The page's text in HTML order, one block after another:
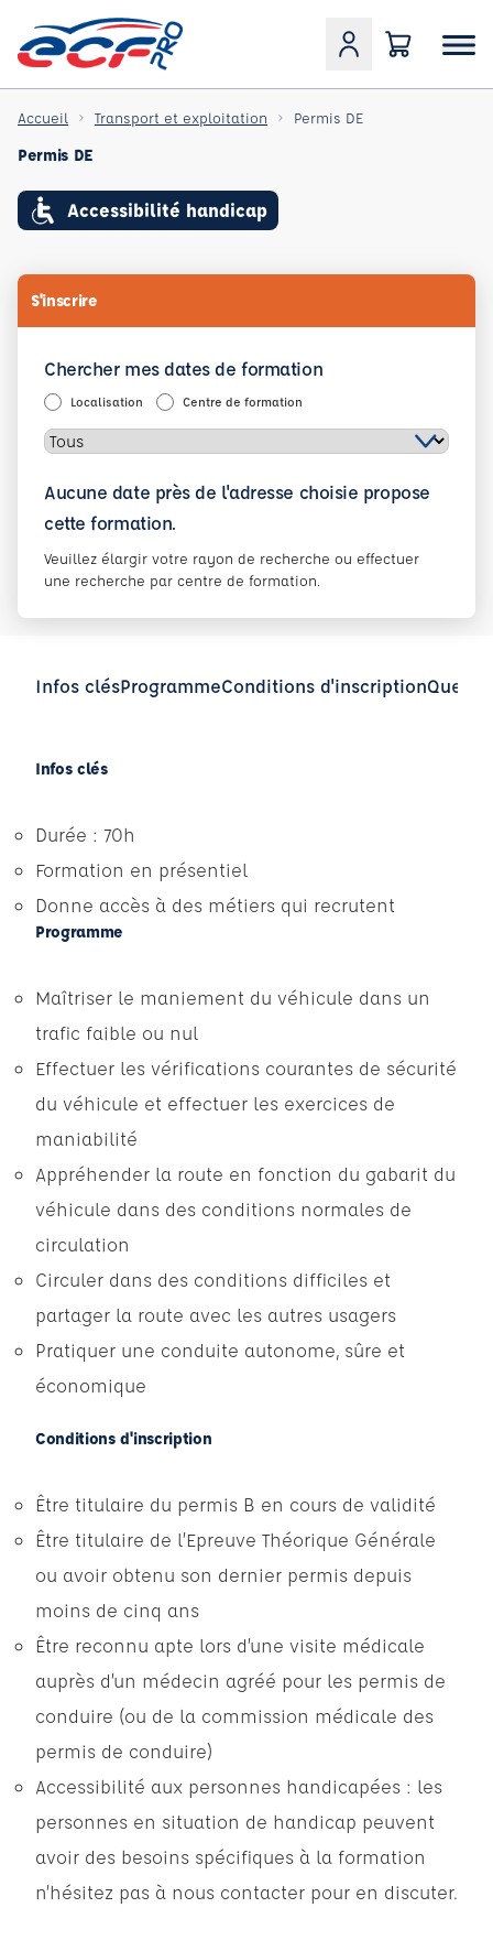
Accueil Transport et exploitation Permis DE
Permis DE
Accessibilité handicap
S'inscrire
Chercher mes dates de formation
Localisation Centre de formation
Aucune date près de l'adresse choisie propose
cette formation.
Veuillez élargir votre rayon de recherche ou effectuer
une recherche par centre de formation.
Infos clésProgrammeConditions d'inscription
Infos clés
Durée : 70h
Formation en présentiel
Donne accès à des métiers qui recrutent
Programme
Maîtriser le maniement du véhicule dans un
trafic faible ou nul
Effectuer les vérifications courantes de sécurité
du véhicule et effectuer les exercices de
maniabilité
Appréhender la route en fonction du gabarit du
véhicule dans des conditions normales de
circulation
Circuler dans des conditions difficiles et
partager la route avec les autres usagers
Pratiquer une conduite autonome, sûre et
économique
Conditions d'inscription
Être titulaire du permis B en cours de validité
Être titulaire de l’Epreuve Théorique Générale
ou avoir obtenu son dernier permis depuis
moins de cinq ans
Être reconnu apte lors d’une visite médicale
auprès d’un médecin agréé pour les permis de
conduire (ou de la commission médicale des
permis de conduire)
Accessibilité aux personnes handicapées : les
personnes en situation de handicap peuvent
avoir des besoins spécifiques à la formation
n’hésitez pas à nous contacter pour en discuter.